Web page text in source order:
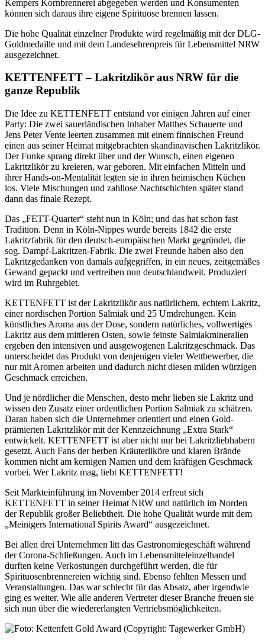
Kempers Kornbrennerei abgegeben werden und Konsumenten
können sich daraus ihre eigene Spirituose brennen lassen.
Die hohe Qualität einzelner Produkte wird regelmäßig mit der DLG-
Goldmedaille und mit dem Landesehrenpreis für Lebensmittel NRW
ausgezeichnet.
KETTENFETT – Lakritzlikör aus NRW für die
ganze Republik
Die Idee zu KETTENFETT entstand vor einigen Jahren auf einer
Party: Die zwei sauerländi­schen Inhaber Matthes Schauerte und
Jens Peter Vente leerten zusam­men mit einem finnischen Freund
einen aus seiner Heimat mitgebrachten skandinavi­schen Lakritzlikör.
Der Funke sprang direkt über und der Wunsch, einen eigenen
Lakritzlikör zu kreieren, war geboren. Mit einfachen Mitteln und
ihrer Hands-on-Mentalität legten sie in ihren heimischen Küchen
los. Viele Mischungen und zahl­lose Nachtschichten später stand
dann das finale Rezept.
Das „FETT-Quarter“ steht nun in Köln; und das hat schon fast
Tradition. Denn in Köln-Nippes wurde bereits 1842 die erste
Lakritzfabrik für den deutsch-europäischen Markt gegründet, die
sog. Dampf-Lakritzen-Fabrik. Die zwei Freunde haben also den
Lakritzgedanken von damals aufgegriffen, in ein neues, zeitgemäßes
Gewand gepackt und vertreiben nun deutschlandweit. Produziert
wird im Ruhrgebiet.
KETTENFETT ist der Lakritzlikör aus natürlichem, echtem Lakritz,
einer nordischen Portion Salmiak und 25 Umdrehungen. Kein
künstliches Aroma aus der Dose, sondern natürliches, vollwertiges
Lakritz aus dem mittleren Osten, sowie feinste Salmiakmineralien
ergeben den intensiven und ausgewogenen Lakritzgeschmack. Das
unterscheidet das Produkt von denjenigen vieler Wettbewerber, die
nur mit Aro­men arbeiten und dadurch nicht diesen milden würzigen
Geschmack erreichen.
Und je nördlicher die Menschen, desto mehr lieben sie Lakritz und
wissen den Zu­satz einer ordentlichen Portion Salmiak zu schätzen.
Daran haben sich die Unternehmer orientiert und einen Gold-
prämierten Lakritzlikör mit der Kennzeichnung „Extra Stark“
entwickelt. KETTENFETT ist aber nicht nur bei Lakritzliebhabern
gesetzt. Auch Fans der herben Kräuterliköre und klaren Brände
kommen nicht am kernigen Namen und dem kräftigen Geschmack
vorbei. Wer Lakritz mag, liebt KETTENFETT!
Seit Markteinführung im November 2014 erfreut sich
KETTENFETT in seiner Heimat NRW und natürlich im Norden
der Republik großer Beliebtheit. Die hohe Qualität wurde mit dem
„Meinigers International Spirits Award“ ausgezeichnet.
Bei allen drei Unternehmen litt das Gastronomiegeschäft während
der Corona-Schließungen. Auch im Lebensmitteleinzelhandel
durften keine Verkostungen durchgeführt werden, die für
Spirituosenbrennereien wichtig sind. Ebenso fehlten Messen und
Veranstaltungen. Das war schlecht für das Absatz, aber irgendwie
ging es weiter. Wie alle anderen Vertreter dieser Branche freuen sie
sich nun über die wiedererlangten Vertriebsmöglichkeiten.